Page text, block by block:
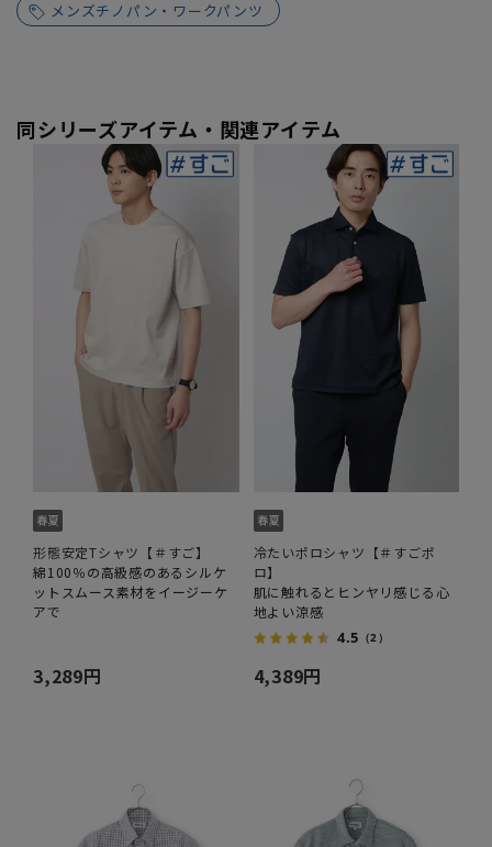
メンズチノパン・ワークパンツ
同シリーズアイテム・関連アイテム
形態安定Tシャツ【＃すご】
綿100％の高級感のあるシルケ
ットスムース素材をイージーケ
アで
3,289円
冷たいポロシャツ【＃すごポ
ロ】
肌に触れるとヒンヤリ感じる心
地よい涼感
4.5 （2）
4,389円